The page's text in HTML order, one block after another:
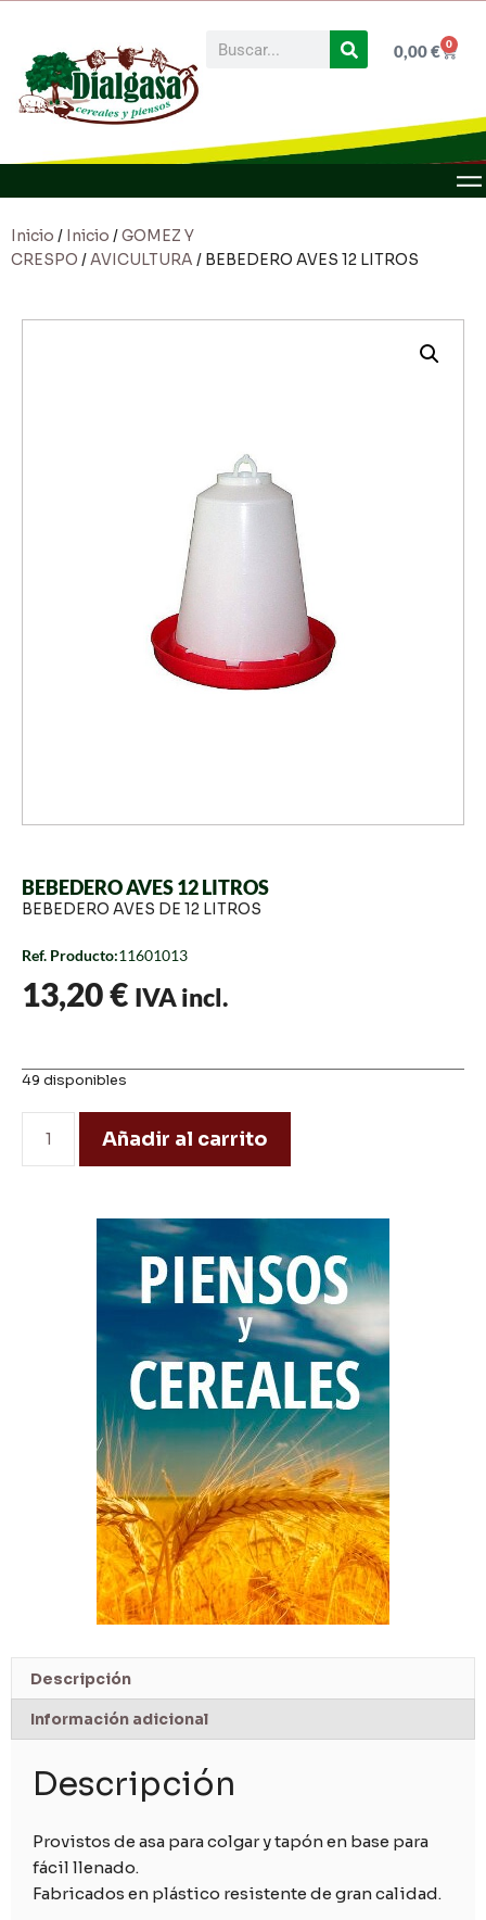
0,00€ 0
Inicio / Inicio /GOMEZ Y
CRESPO /AVICULTURA / BEBEDERO AVES 12 LITROS
BEBEDERO AVES 12 LITROS
BEBEDERO AVES DE 12 LITROS
Ref. Producto:11601013
13,20€ IVA incl.
49 disponibles
Añadir al carrito
Descripción
Información adicional
Descripción
Provistos de asa para colgar y tapón en base para
fácil llenado.
Fabricados en plástico resistente de gran calidad.